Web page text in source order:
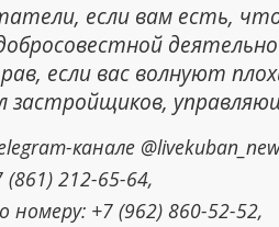
если вам есть,
если вас волнуют
застройщиков,
канале
(861) 212-65-64,
номеру: +7 (962) 860-52-52,